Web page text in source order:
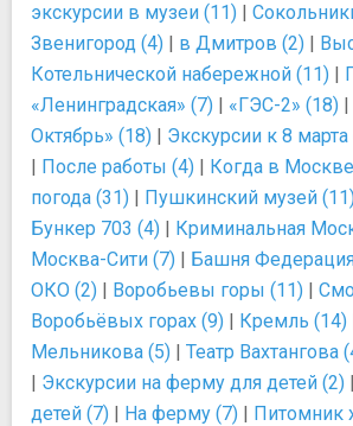
экскурсии в музеи (11) |
Звенигород (4) | в Дмитров (2) |
Котельнической набережной (11) |
«Ленинградская» (7) | «ГЭС-2» (18) |
Октябрь» (18) | Экскурсии к 8 марта
| После работы (4) | Когда в
погода (31) | Пушкинский музей
Бункер 703 (4) | Криминальная
Москва-Сити (7) | Башня
ОКО (2) | Воробьевы горы (11) |
Воробьёвых горах (9) | Кремль (14)
Мельникова (5) | Театр Вахтангова
| Экскурсии на ферму для детей (2) |
детей (7) | На ферму (7) | Питомник